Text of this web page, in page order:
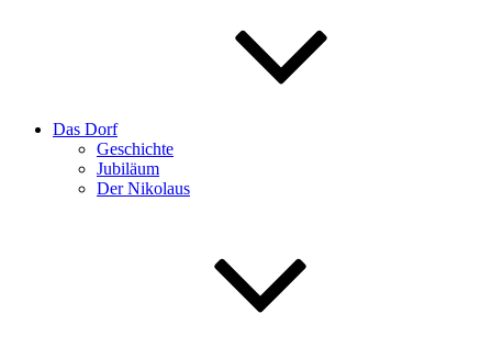
Das Dorf
Geschichte
Jubiläum
Der Nikolaus